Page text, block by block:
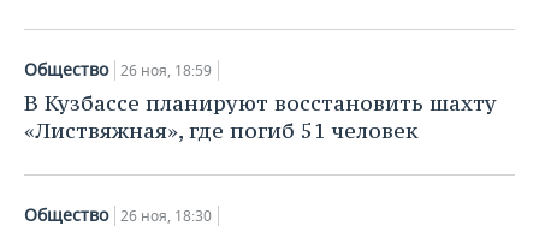
Общество 26 ноя, 18:59
В Кузбассе планируют восстановить шахту
«Листвяжная», где погиб 51 человек
Общество 26 ноя, 18:30